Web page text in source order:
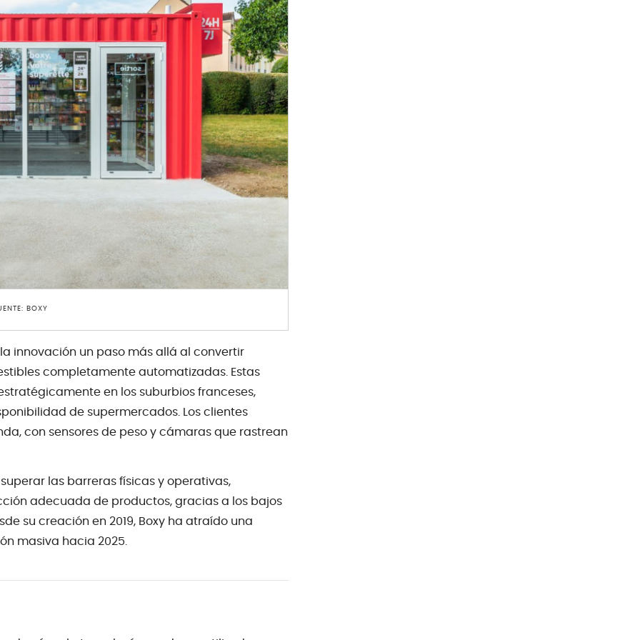
BOXY
innovación un paso más allá al convertir
completamente automatizadas. Estas
en los suburbios franceses,
de supermercados. Los clientes
con sensores de peso y cámaras que rastrean
las barreras físicas y operativas,
adecuada de productos, gracias a los bajos
su creación en 2019, Boxy ha atraído una
masiva hacia 2025.